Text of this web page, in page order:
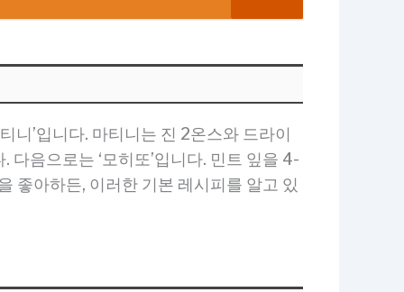
니’입니다. 마티니는 진 2온스와 드라이
음으로는 ‘모히또’입니다. 민트 잎을 4-
좋아하든, 이러한 기본 레시피를 알고 있